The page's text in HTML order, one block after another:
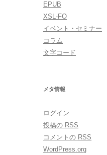
EPUB
XSL-FO
イベント・セミナー
コラム
文字コード
メタ情報
ログイン
投稿の RSS
コメントの RSS
WordPress.org